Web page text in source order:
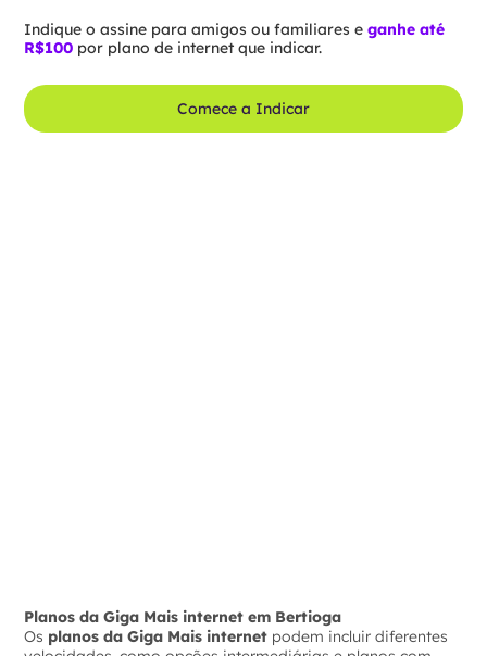
Indique o assine para amigos ou familiares eganhe até
R$100 por plano de internet que indicar.
Comece a Indicar
Planos da Giga Mais internet em Bertioga
Os planos da Giga Mais internet podem incluir diferentes